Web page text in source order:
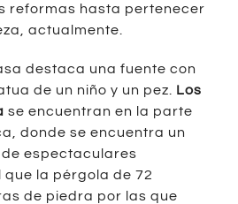
reformas hasta pertenecer
actualmente.
destaca una fuente con
de un niño y un pez. Los
se encuentran en la parte
donde se encuentra un
espectaculares
la pérgola de 72
de piedra por las que